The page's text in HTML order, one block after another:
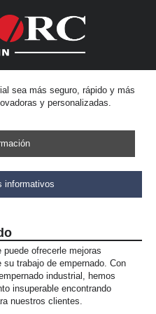
sea más seguro, rápido y más
y personalizadas.
informativos
ofrecerle mejoras
trabajo de empernado. Con
industrial, hemos
insuperable encontrando
nuestros clientes.